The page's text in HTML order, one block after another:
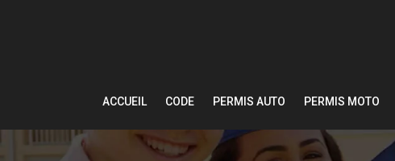
ACCUEIL CODE PERMIS AUTO PERMIS MOTO